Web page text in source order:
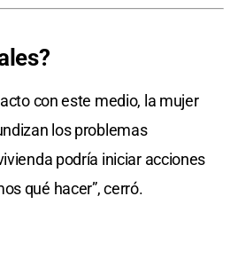
con este medio, la mujer
los problemas
podría iniciar acciones
qué hacer”, cerró.